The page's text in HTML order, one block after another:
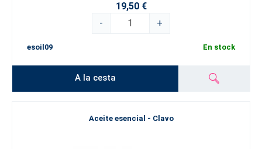
19,50 €
-
+
esoil09 En stock
A la cesta
Aceite esencial - Clavo